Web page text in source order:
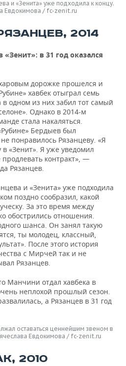
и «Зенита» уже подходила к концу.
Евдокимова / fc-zenit.ru
2014
«Зенит»: в 31 год оказался
дорожке прошелся и
хавбек отыграл семь
в одном из них забил тот самый
Однако в 2014-м
стала накаляться.
Бердыев был
понравилось Рязанцеву. «Я
«Зенит». Я уже уведомил
продлевать контракт», —
Рязанцев.
и «Зенита» уже подходила
поздно сообразил, какой
За это время между
обострились отношения.
шанса. Он занял такую
ты молодец, классный,
После этого история
с Мирчей так и не
Рязанцев.
Манчини отдал хавбека в
неплохой прошлый сезон.
а Рязанцев в 31 год
оставаться ценнейшим звеном в
Евдокимова / fc-zenit.ru
2010